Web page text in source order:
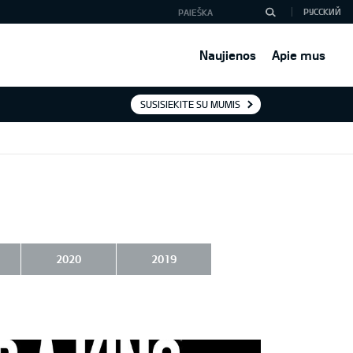
Naujienos Apie mus
РУССКИЙ
SUSISIEKITE SU MUMIS
2020 2019